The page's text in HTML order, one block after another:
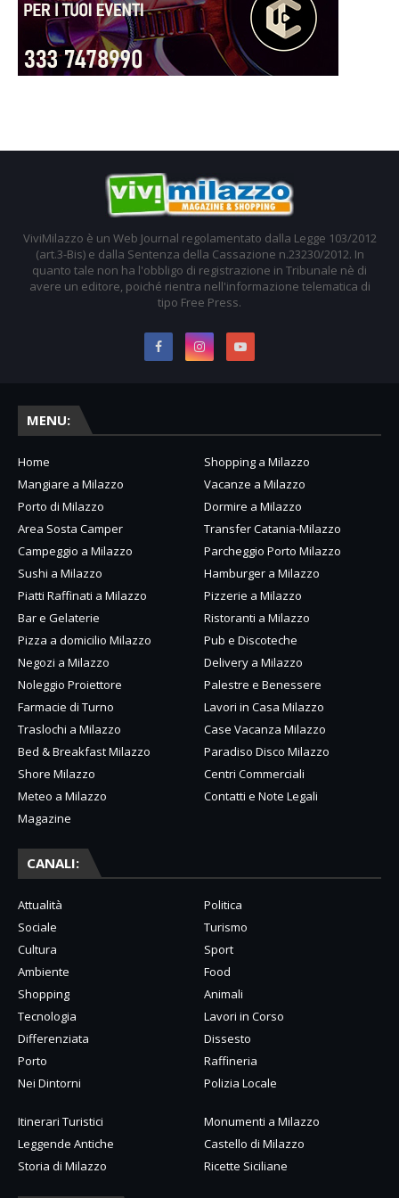
ViviMilazzo è un Web Journal regolamentato dalla Legge 103/2012
(art.3-Bis) e dalla Sentenza della Cassazione n.23230/2012. In
quanto tale non ha l'obbligo di registrazione in Tribunale nè di
avere un editore, poiché rientra nell'informazione telematica di
tipo Free Press.
MENU:
Home
Shopping a Milazzo
Mangiare a Milazzo
Vacanze a Milazzo
Porto di Milazzo
Dormire a Milazzo
Area Sosta Camper
Transfer Catania-Milazzo
Campeggio a Milazzo
Parcheggio Porto Milazzo
Sushi a Milazzo
Hamburger a Milazzo
Piatti Raffinati a Milazzo
Pizzerie a Milazzo
Bar e Gelaterie
Ristoranti a Milazzo
Pizza a domicilio Milazzo
Pub e Discoteche
Negozi a Milazzo
Delivery a Milazzo
Noleggio Proiettore
Palestre e Benessere
Farmacie di Turno
Lavori in Casa Milazzo
Traslochi a Milazzo
Case Vacanza Milazzo
Bed & Breakfast Milazzo
Paradiso Disco Milazzo
Shore Milazzo
Centri Commerciali
Meteo a Milazzo
Contatti e Note Legali
Magazine
CANALI:
Attualità
Politica
Sociale
Turismo
Cultura
Sport
Ambiente
Food
Shopping
Animali
Tecnologia
Lavori in Corso
Differenziata
Dissesto
Porto
Raffineria
Nei Dintorni
Polizia Locale
Itinerari Turistici
Monumenti a Milazzo
Leggende Antiche
Castello di Milazzo
Storia di Milazzo
Ricette Siciliane